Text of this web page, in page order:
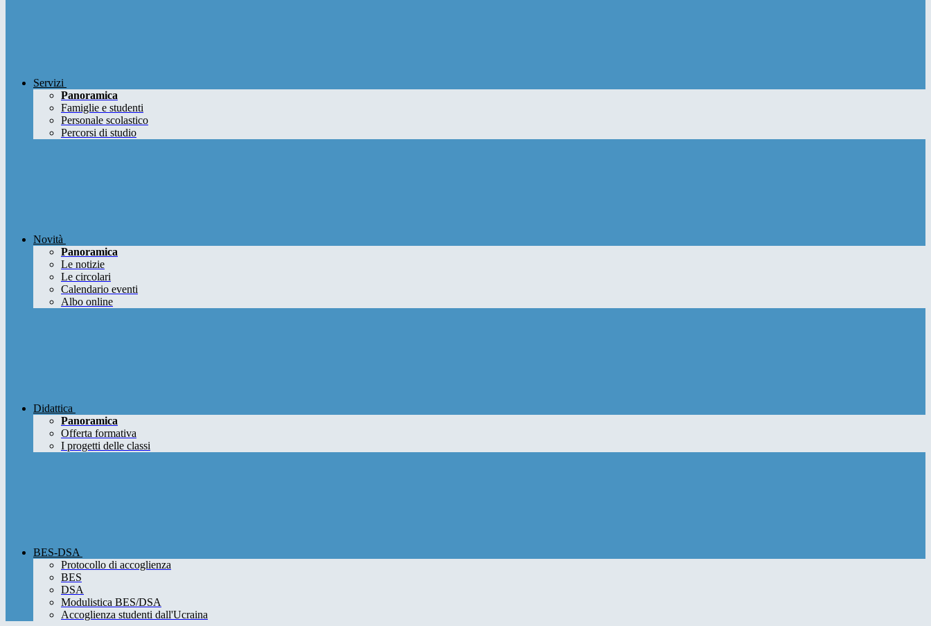
Servizi
Panoramica
Famiglie e studenti
Personale scolastico
Percorsi di studio
Novità
Panoramica
Le notizie
Le circolari
Calendario eventi
Albo online
Didattica
Panoramica
Offerta formativa
I progetti delle classi
BES-DSA
Protocollo di accoglienza
BES
DSA
Modulistica BES/DSA
Accoglienza studenti dall'Ucraina